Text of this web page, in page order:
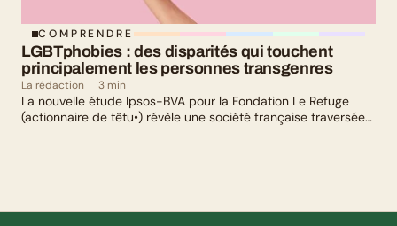
COMPRENDRE
LGBTphobies : des disparités qui touchent
principalement les personnes transgenres
La rédaction 3 min
La nouvelle étude Ipsos-BVA pour la Fondation Le Refuge
(actionnaire de têtu•) révèle une société française traversée